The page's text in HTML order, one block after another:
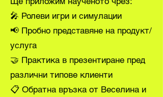
🎤 Ролеви игри и симулации
📢 Пробно представяне на продукт/
услуга
🤝 Практика в презентиране пред
различни типове клиенти
📋 Обратна връзка от Веселина и